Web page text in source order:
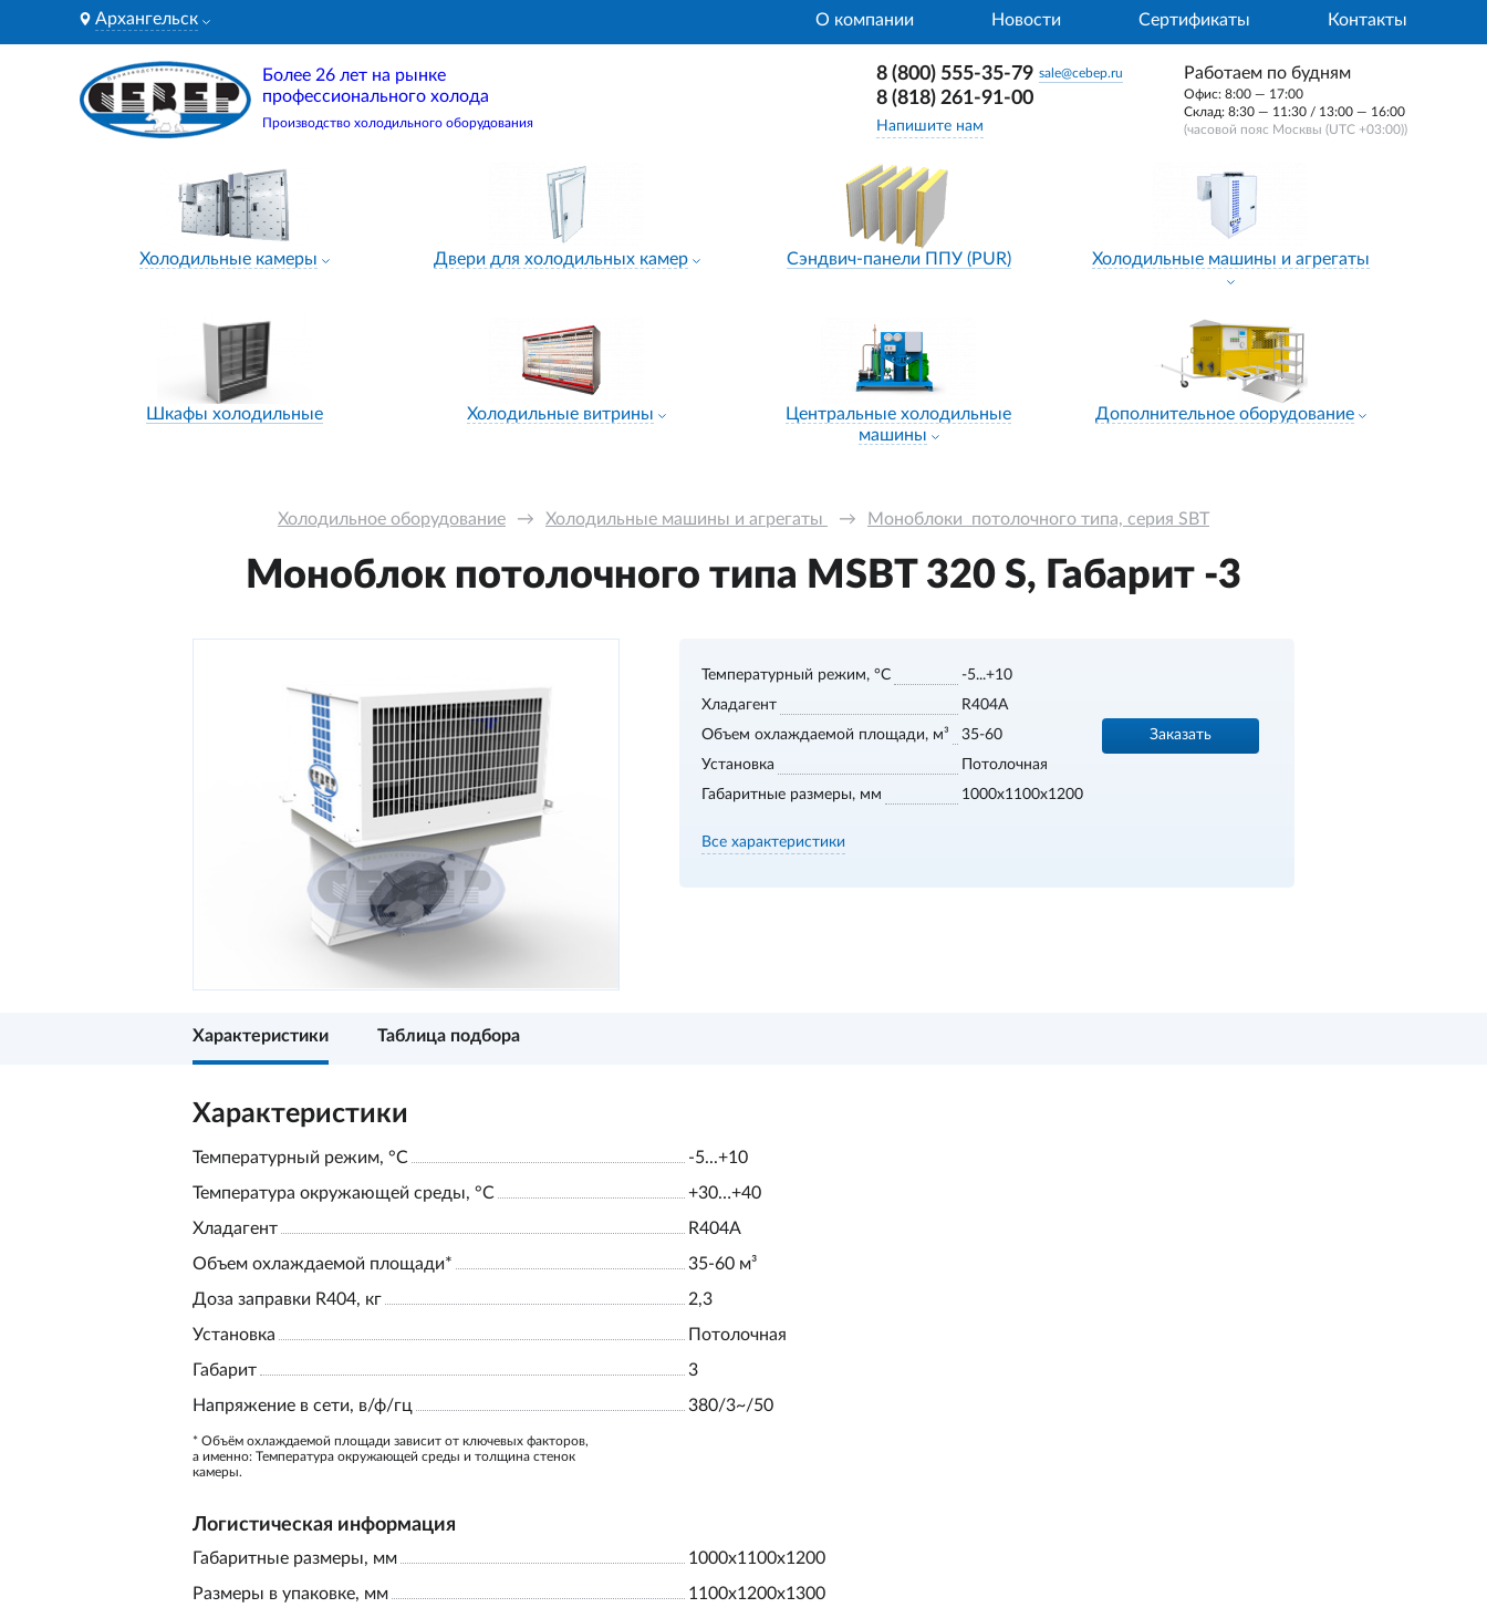
Архангельск О компании Новости Сертификаты Контакты
Более 26 лет на рынке
профессионального холода
Производство холодильного оборудования
8 (800) 555-35-79 sale@cebep.ru
8 (818) 261-91-00
Напишите нам
Работаем по будням
Офис: 8:00 — 17:00
Склад: 8:30 — 11:30 / 13:00 — 16:00
(часовой пояс Москвы (UTC +03:00))
Холодильные камеры Двери для холодильных камер Сэндвич-панели ППУ (PUR) Холодильные машины и агрегаты
Шкафы холодильные Холодильные витрины
Центральные холодильные
машины
Дополнительное оборудование
Холодильное оборудование → Холодильные машины и агрегаты → Моноблоки  потолочного типа, серия SBT
Моноблок потолочного типа MSBT 320 S, Габарит -3
Температурный режим, °С
-5...+10
Хладагент
R404A
Объем охлаждаемой площади, м³
35-60
Установка
Потолочная
Габаритные размеры, мм
1000х1100х1200
Заказать
Все характеристики
Характеристики Таблица подбора
Характеристики
Температурный режим, °С
-5...+10
Температура окружающей среды, °С
+30…+40
Хладагент
R404A
Объем охлаждаемой площади*
35-60 м³
Доза заправки R404, кг
2,3
Установка
Потолочная
Габарит
3
Напряжение в сети, в/ф/гц
380/3~/50
* Объём охлаждаемой площади зависит от ключевых факторов,
а именно: Температура окружающей среды и толщина стенок
камеры.
Логистическая информация
Габаритные размеры, мм
1000х1100х1200
Размеры в упаковке, мм
1100х1200х1300